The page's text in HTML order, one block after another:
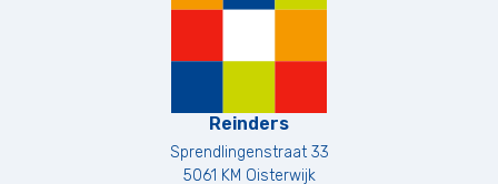
Reinders
Sprendlingenstraat 33
5061 KM Oisterwijk